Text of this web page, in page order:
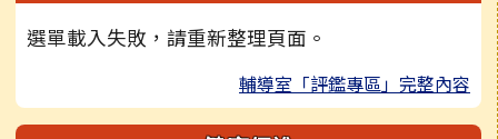
選單載入失敗，請重新整理頁面。
輔導室「評鑑專區」完整內容